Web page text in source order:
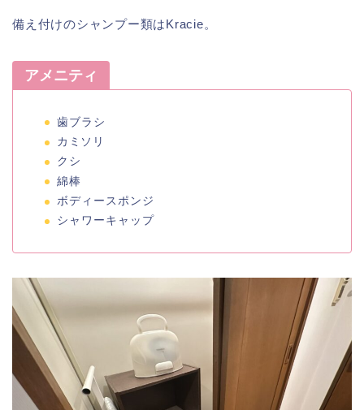
備え付けのシャンプー類はKracie。
アメニティ
歯ブラシ
カミソリ
クシ
綿棒
ボディースポンジ
シャワーキャップ